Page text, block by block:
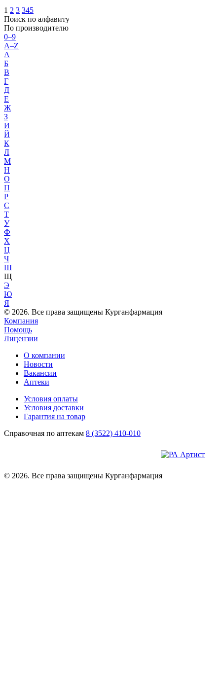
1 2 3 345
Поиск по алфавиту
По производителю
0–9
A–Z
А
Б
В
Г
Д
Е
Ж
З
И
Й
К
Л
М
Н
О
П
Р
С
Т
У
Ф
Х
Ц
Ч
Ш
Щ
Э
Ю
Я
© 2026. Все права защищены Курганфармация
Компания
Помощь
Лицензии
О компании
Новости
Вакансии
Аптеки
Условия оплаты
Условия доставки
Гарантия на товар
Справочная по аптекам 8 (3522) 410-010
© 2026. Все права защищены Курганфармация